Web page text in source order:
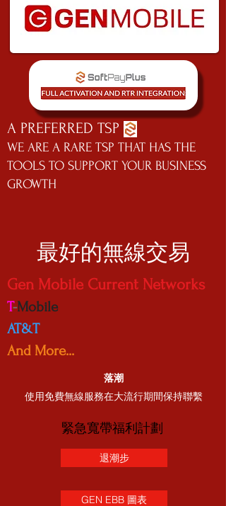
A PREFERRED TSP
WE ARE A RARE TSP THAT HAS THE
TOOLS TO SUPPORT YOUR BUSINESS
GROWTH
最好的無線交易
Gen Mobile Current Networks
T-Mobile
AT&T
And More...
落潮
使用免費無線服務在大流行期間保持聯繫
緊急寬帶福利計劃
退潮步
GEN EBB 圖表